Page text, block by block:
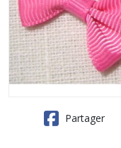
Partager